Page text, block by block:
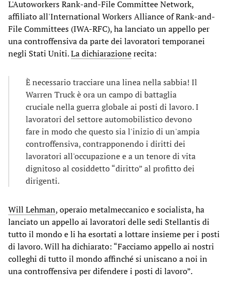
L'Autoworkers Rank-and-File Committee Network,
affiliato all'International Workers Alliance of Rank-and-
File Committees (IWA-RFC), ha lanciato un appello per
una controffensiva da parte dei lavoratori temporanei
negli Stati Uniti.La dichiarazionerecita:
È necessario tracciare una linea nella sabbia! Il
Warren Truck è ora un campo di battaglia
cruciale nella guerra globale ai posti di lavoro. I
lavoratori del settore automobilistico devono
fare in modo che questo sia l'inizio di un'ampia
controffensiva, contrapponendo i diritti dei
lavoratori all'occupazione e a un tenore di vita
dignitoso al cosiddetto “diritto” al profitto dei
dirigenti.
Will Lehman, operaio metalmeccanico e socialista, ha
lanciato un appello ai lavoratori delle sedi Stellantis di
tutto il mondo e li ha esortati a lottare insieme per i posti
di lavoro. Will ha dichiarato: “Facciamo appello ai nostri
colleghi di tutto il mondo affinché si uniscano a noi in
una controffensiva per difendere i posti di lavoro”.